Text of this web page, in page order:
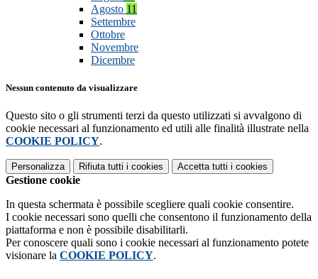
Agosto 11
Settembre
Ottobre
Novembre
Dicembre
Nessun contenuto da visualizzare
Questo sito o gli strumenti terzi da questo utilizzati si avvalgono di
cookie necessari al funzionamento ed utili alle finalità illustrate nella
COOKIE POLICY.
Personalizza Rifiuta tutti i cookies Accetta tutti i cookies
Gestione cookie
In questa schermata è possibile scegliere quali cookie consentire.
I cookie necessari sono quelli che consentono il funzionamento della
piattaforma e non è possibile disabilitarli.
Per conoscere quali sono i cookie necessari al funzionamento potete
visionare la COOKIE POLICY.